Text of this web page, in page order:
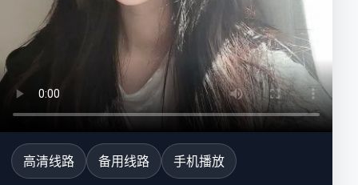
高清线路 备用线路 手机播放